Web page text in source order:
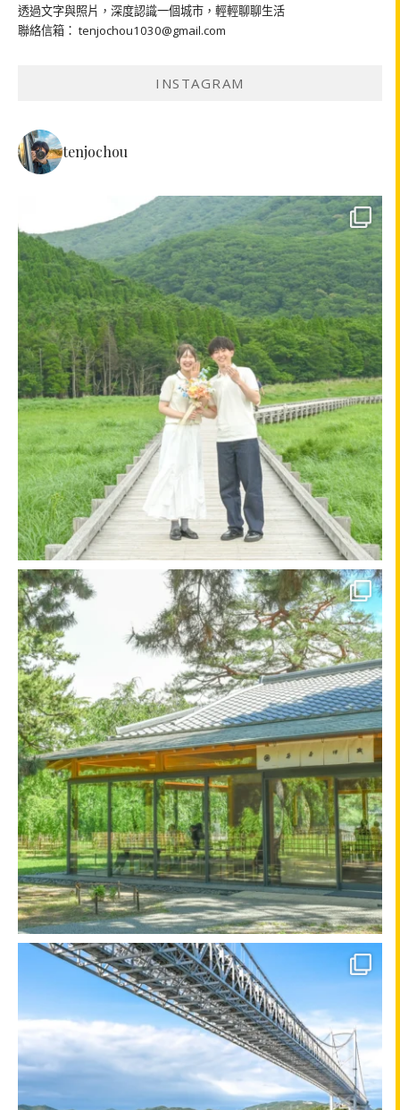
透過文字與照片，深度認識一個城市，輕輕聊聊生活
聯絡信箱： tenjochou1030@gmail.com
INSTAGRAM
tenjochou